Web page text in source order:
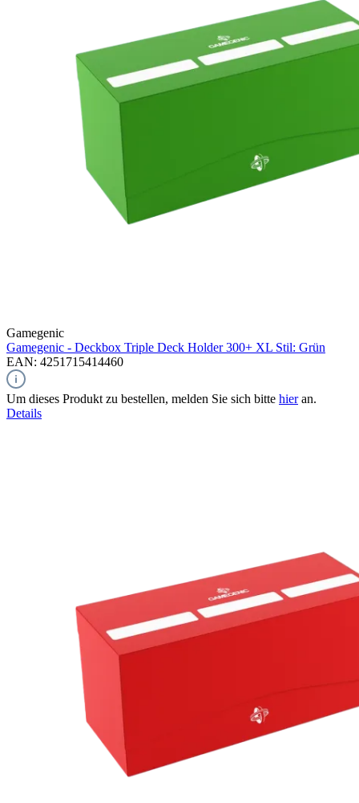
Gamegenic
Gamegenic - Deckbox Triple Deck Holder 300+ XL Stil: Grün
EAN: 4251715414460
Um dieses Produkt zu bestellen, melden Sie sich bitte hieran.
Details